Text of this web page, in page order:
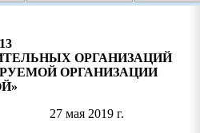
ОРГАНИЗАЦИЙ
ОРГАНИЗАЦИИ
2019 г.